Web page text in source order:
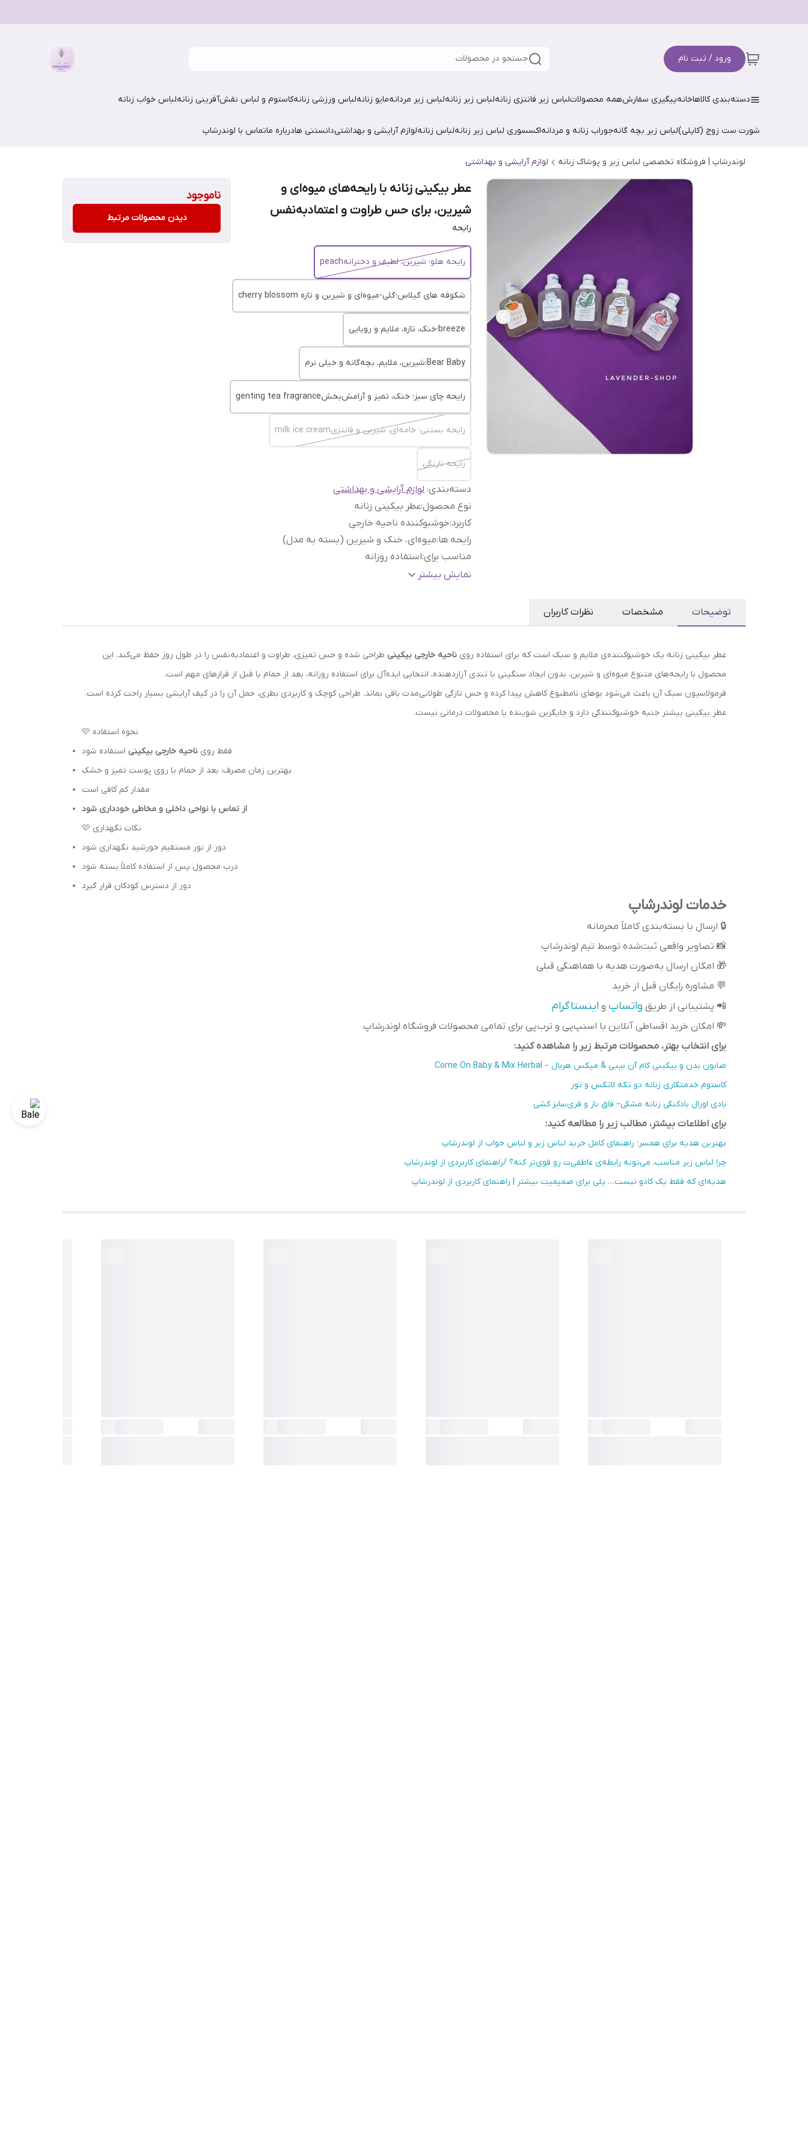
ورود / ثبت نام جستجو در محصولات
دسته‌بندی کالاهاخانهپیگیری سفارشهمه محصولاتلباس زیر فانتزی زنانهلباس زیر زنانهلباس زیر مردانهمایو زنانهلباس ورزشی زنانهکاستوم و لباس نقش‌آفرینی زنانهلباس خواب زنانه
شورت ست زوج (کاپلی)لباس زیر بچه گانهجوراب زنانه و مردانهاکسسوری لباس زیر زنانهلباس زنانهلوازم آرایشی و بهداشتیدانستنی هادرباره ماتماس با لوندرشاپ
لوندرشاپ | فروشگاه تخصصی لباس زیر و پوشاک زنانه لوازم آرایشی و بهداشتی
عطر بیکینی زنانه با رایحه‌های میوه‌ای و
شیرین، برای حس طراوت و اعتمادبه‌نفس
رایحه
رایحه هلو؛ شیرین، لطیف و دخترانهpeach
شکوفه های گیلاس؛گلی-میوه‌ای و شیرین و تازه cherry blossom
breeze؛خنک، تازه، ملایم و رویایی
Bear Baby؛شیرین، ملایم، بچه‌گانه و خیلی نرم
رایحه چای سبز؛ خنک، تمیز و آرامش‌بخشgenting tea fragrance
رایحه بستنی؛ خامه‌ای، شیرین و فانتزیmilk ice cream
رایحه نارنگی
دسته‌بندی:لوازم آرایشی و بهداشتی
نوع محصول:عطر بیکینی زنانه
کاربرد:خوشبوکننده ناحیه خارجی
رایحه ها:میوه‌ای، خنک و شیرین (بسته به مدل)
مناسب برای:استفاده روزانه
بسته بندی:بطری کوچک قابل حملنمایش بیشتر
ناموجود
دیدن محصولات مرتبط
توضیحات مشخصات نظرات کاربران
عطر بیکینی زنانه یک خوشبوکننده‌ی ملایم و سبک است که برای استفاده روی ناحیه خارجی بیکینی طراحی شده و حس تمیزی، طراوت و اعتمادبه‌نفس را در طول روز حفظ می‌کند. این
محصول با رایحه‌های متنوع میوه‌ای و شیرین، بدون ایجاد سنگینی یا تندی آزاردهنده، انتخابی ایده‌آل برای استفاده روزانه، بعد از حمام یا قبل از قرارهای مهم است.
فرمولاسیون سبک آن باعث می‌شود بوهای نامطبوع کاهش پیدا کرده و حس تازگی طولانی‌مدت باقی بماند. طراحی کوچک و کاربردی بطری، حمل آن را در کیف آرایشی بسیار راحت کرده است.
عطر بیکینی بیشتر جنبه خوشبوکنندگی دارد و جایگزین شوینده یا محصولات درمانی نیست.
🩷 نحوه استفاده
فقط روی ناحیه خارجی بیکینی استفاده شود
بهترین زمان مصرف: بعد از حمام یا روی پوست تمیز و خشک
مقدار کم کافی است
از تماس با نواحی داخلی و مخاطی خودداری شود
🩷 نکات نگهداری
دور از نور مستقیم خورشید نگهداری شود
درب محصول پس از استفاده کاملاً بسته شود
دور از دسترس کودکان قرار گیرد
خدمات لوندرشاپ
🔒 ارسال با بسته‌بندی کاملاً محرمانه
📸 تصاویر واقعی ثبت‌شده توسط تیم لوندرشاپ
🎁 امکان ارسال به‌صورت هدیه با هماهنگی قبلی
💬 مشاوره رایگان قبل از خرید
📲 پشتیبانی از طریق واتساپ و اینستاگرام
💸 امکان خرید اقساطی آنلاین با اسنپ‌پی و ترب‌پی برای تمامی محصولات فروشگاه لوندرشاپ
برای انتخاب بهتر، محصولات مرتبط زیر را مشاهده کنید:
صابون بدن و بیکینی کام آن بیبی & میکس هربال – Come On Baby & Mix Herbal
کاستوم خدمتکاری زنانه دو تکه لاتکس و تور
بادی اورال بادکنکی زنانه مشکی– فاق‌ باز و فری‌سایز کشی
برای اطلاعات بیشتر، مطالب زیر را مطالعه کنید:
بهترین هدیه برای همسر؛ راهنمای کامل خرید لباس زیر و لباس خواب از لوندرشاپ
چرا لباس زیر مناسب، می‌تونه رابطه‌ی عاطفی‌ت رو قوی‌تر کنه؟ /راهنمای کاربردی از لوندرشاپ
هدیه‌ای که فقط یک کادو نیست… پلی برای صمیمیت بیشتر | راهنمای کاربردی از لوندرشاپ